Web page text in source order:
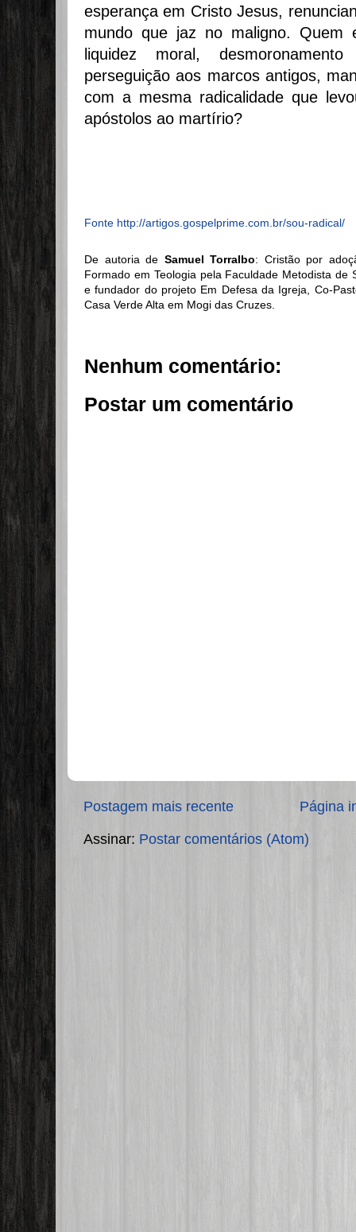
esperança em Cristo Jesus,
mundo que jaz no maligno.
liquidez moral,
perseguição aos marcos antigos,
com a mesma radicalidade que
apóstolos ao martírio?
Fonte http://artigos.gospelprime.com.br/sou-radical/
De autoria de Samuel Torralbo: Cristão por
Formado em Teologia pela Faculdade Metodista de
e fundador do projeto Em Defesa da Igreja, Co-
Casa Verde Alta em Mogi das Cruzes.
Nenhum comentário:
Postar um comentário
Postagem mais recente Página
Assinar: Postar comentários (Atom)